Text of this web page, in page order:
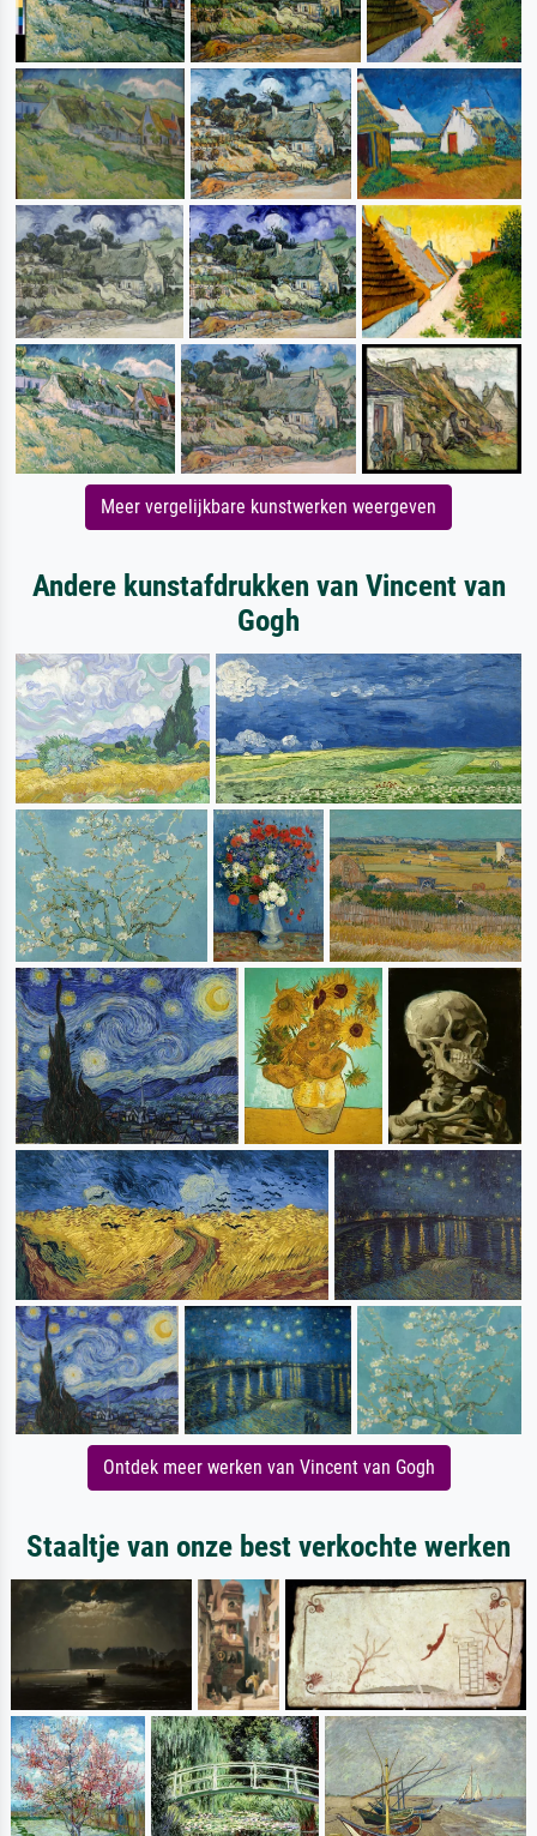
Meer vergelijkbare kunstwerken weergeven
Andere kunstafdrukken van Vincent van
Gogh
Ontdek meer werken van Vincent van Gogh
Staaltje van onze best verkochte werken